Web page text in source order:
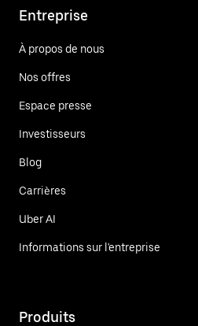
Entreprise
À propos de nous
Nos offres
Espace presse
Investisseurs
Blog
Carrières
Uber AI
Informations sur l'entreprise
Produits